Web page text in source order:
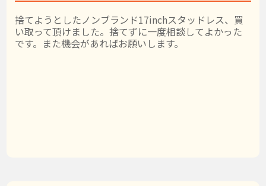
捨てようとしたノンブランド17inchスタッドレス、買
い取って頂けました。捨てずに一度相談してよかった
です。また機会があればお願いします。